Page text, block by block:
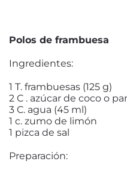
Polos de frambuesa
Ingredientes:
1 T. frambuesas (125 g)
2 C . azúcar de coco o
3 C. agua (45 ml)
1 c. zumo de limón
1 pizca de sal
Preparación: